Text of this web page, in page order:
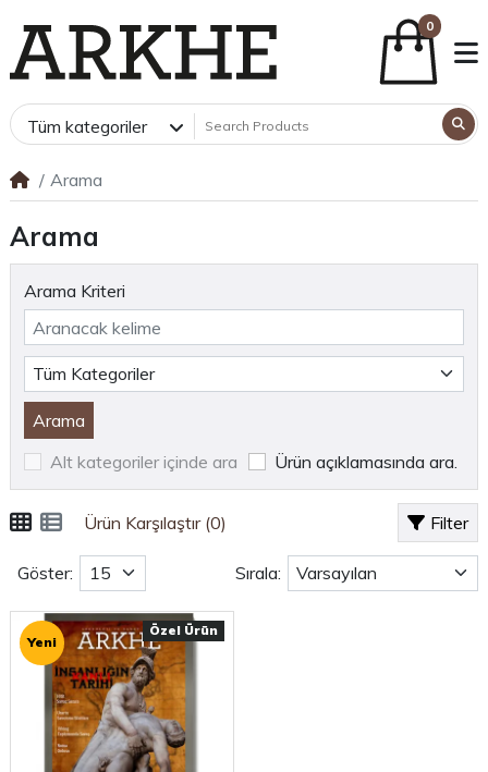
0
Tüm kategoriler
Arama
Arama
Arama Kriteri
Alt kategoriler içinde ara Ürün açıklamasında ara.
Filter
Ürün Karşılaştır (0)
Göster: Sırala:
Özel Ürün
Yeni